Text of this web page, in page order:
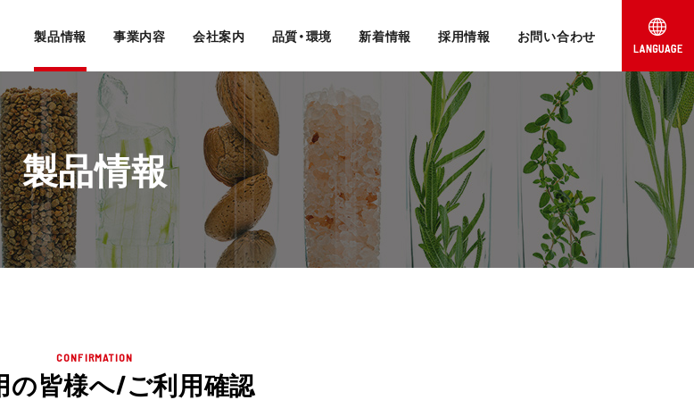
製品情報 事業内容 会社案内 品質・環境 新着情報 採用情報 お問い合わせ
製品情報
CONFIRMATION
の皆様へ/ご利用確認